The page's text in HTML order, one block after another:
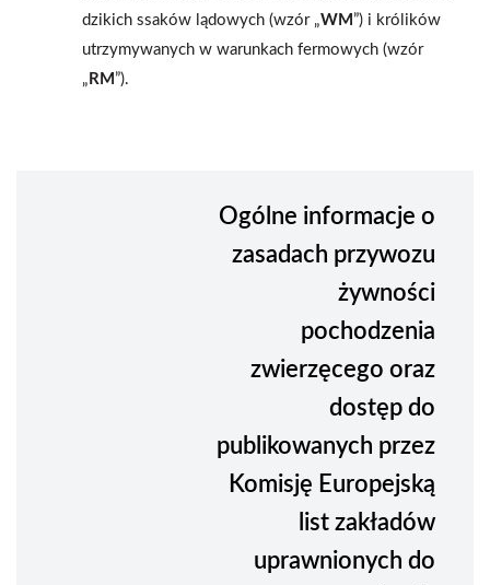
dzikich ssaków lądowych (wzór „WM ”) i królików
utrzymywanych w warunkach fermowych (wzór
„ RM ”).
Ogólne informacje o
zasadach przywozu
żywności
pochodzenia
zwierzęcego oraz
dostęp do
publikowanych przez
Komisję Europejską
list zakładów
uprawnionych do